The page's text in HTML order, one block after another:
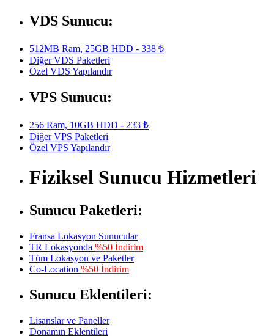
VDS Sunucu:
512MB Ram, 25GB HDD - 338 ₺
Diğer VDS Paketleri
Özel VDS Yapılandır
VPS Sunucu:
256 Ram, 10GB HDD - 233 ₺
Diğer VPS Paketleri
Özel VPS Yapılandır
Fiziksel Sunucu Hizmetleri
Sunucu Paketleri:
Fransa Lokasyon Sunucular
TR Lokasyonda %50 İndirim
Tüm Lokasyon ve Paketler
Co-Location %50 İndirim
Sunucu Eklentileri:
Lisanslar ve Paneller
Donamın Eklentileri